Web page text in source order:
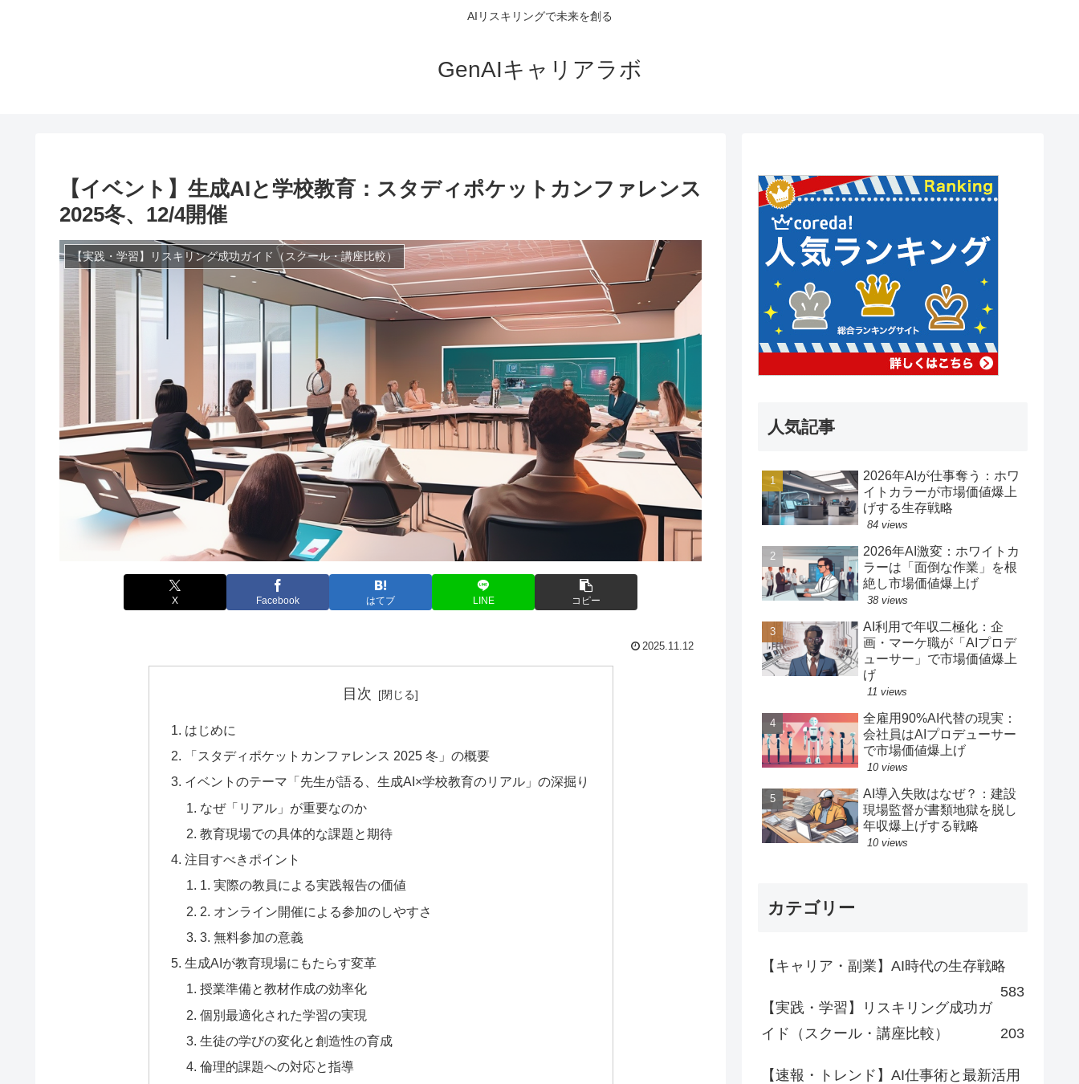
AIリスキリングで未来を創る
GenAIキャリアラボ
【イベント】生成AIと学校教育：スタディポケットカンファレンス
2025冬、12/4開催
【実践・学習】リスキリング成功ガイド（スクール・講座比較）
X Facebook はてブ LINE コピー
2025.11.12
目次
はじめに
「スタディポケットカンファレンス 2025 冬」の概要
イベントのテーマ「先生が語る、生成AI×学校教育のリアル」の深掘り
なぜ「リアル」が重要なのか
教育現場での具体的な課題と期待
注目すべきポイント
1. 実際の教員による実践報告の価値
2. オンライン開催による参加のしやすさ
3. 無料参加の意義
生成AIが教育現場にもたらす変革
授業準備と教材作成の効率化
個別最適化された学習の実現
生徒の学びの変化と創造性の育成
倫理的課題への対応と指導
人気記事
2026年AIが仕事奪う：ホワ
イトカラーが市場価値爆上
げする生存戦略
84 views
2026年AI激変：ホワイトカ
ラーは「面倒な作業」を根
絶し市場価値爆上げ
38 views
AI利用で年収二極化：企
画・マーケ職が「AIプロデ
ューサー」で市場価値爆上
げ
11 views
全雇用90%AI代替の現実：
会社員はAIプロデューサー
で市場価値爆上げ
10 views
AI導入失敗はなぜ？：建設
現場監督が書類地獄を脱し
年収爆上げする戦略
10 views
カテゴリー
【キャリア・副業】AI時代の生存戦略
583
【実践・学習】リスキリング成功ガ
イド（スクール・講座比較）
203
【速報・トレンド】AI仕事術と最新活用